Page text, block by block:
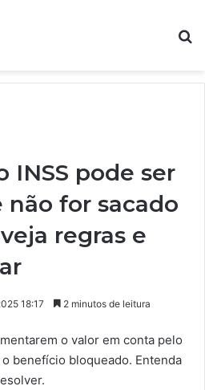
INSS pode ser
não for sacado
regras e
18:17 2 minutos de leitura
o valor em conta pelo
benefício bloqueado. Entenda